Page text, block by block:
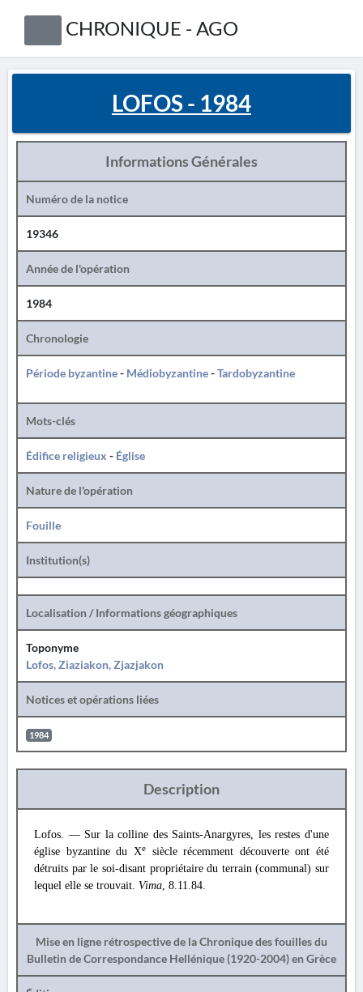
CHRONIQUE - AGO
LOFOS - 1984
Informations Générales
Numéro de la notice
19346
Année de l'opération
1984
Chronologie
Période byzantine- Médiobyzantine-Tardobyzantine
Mots-clés
Édifice religieux - Église
Nature de l'opération
Fouille
Institution(s)
Localisation / Informations géographiques
Toponyme
Lofos, Ziaziakon, Zjazjakon
Notices et opérations liées
1984
Description
Lofos. — Sur la colline des Saints-Anargyres, les restes d'une
église byzantine du Xesiècle récemment découverte ont été
détruits par le soi-disant propriétaire du terrain (communal) sur
lequel elle se trouvait. Vima, 8.11.84.
Mise en ligne rétrospective de la Chronique des fouilles du
Bulletin de Correspondance Hellénique (1920-2004) en Grèce